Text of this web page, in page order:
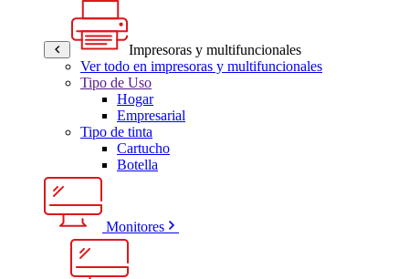
Impresoras y multifuncionales
Ver todo en impresoras y multifuncionales
Tipo de Uso
Hogar
Empresarial
Tipo de tinta
Cartucho
Botella
Monitores